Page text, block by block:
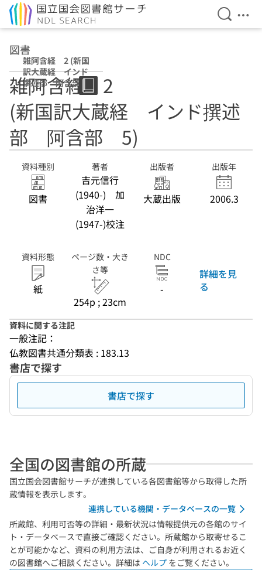
検索を
メ
図書
雑阿含経 2 (新国
訳大蔵経 インド
撰述部 阿含部
5)
雑阿含経 2
(新国訳大蔵経 インド撰述
部 阿含部 5)
資料種別
図書
著者
吉元信行
(1940-) 加
治洋一
(1947-)校注
出版者
大蔵出版
出版年
2006.3
資料形態
紙
ページ数・大き
さ等
254p ; 23cm
NDC
-
詳細を見
る
資料に関する注記
一般注記：
仏教図書共通分類表 : 183.13
書店で探す
書店で探す
全国の図書館の所蔵
国立国会図書館サーチが連携している各図書館等から取得した所
蔵情報を表示します。
連携している機関・データベースの一覧
所蔵館、利用可否等の詳細・最新状況は情報提供元の各館のサイ
ト・データベースで直接ご確認ください。所蔵館から取寄せるこ
とが可能かなど、資料の利用方法は、ご自身が利用されるお近く
の図書館へご相談ください。詳細は ヘルプ をご覧ください。